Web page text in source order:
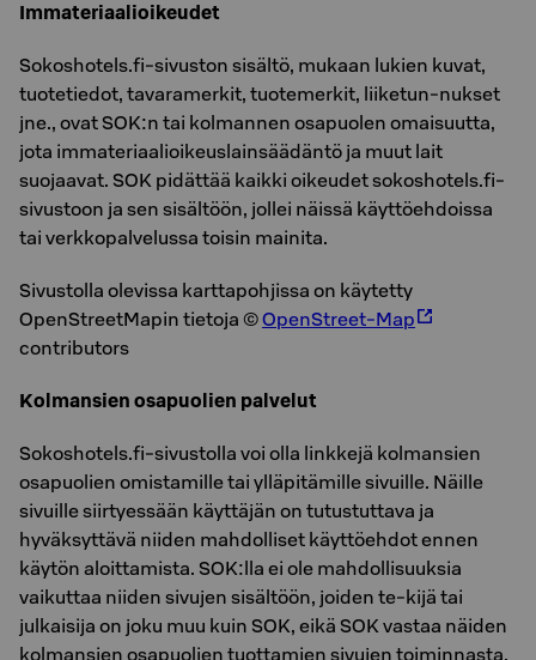
Immateriaalioikeudet
Sokoshotels.fi-sivuston sisältö, mukaan lukien kuvat,
tuotetiedot, tavaramerkit, tuotemerkit, liiketun-nukset
jne., ovat SOK:n tai kolmannen osapuolen omaisuutta,
jota immateriaalioikeuslainsäädäntö ja muut lait
suojaavat. SOK pidättää kaikki oikeudet sokoshotels.fi-
sivustoon ja sen sisältöön, jollei näissä käyttöehdoissa
tai verkkopalvelussa toisin mainita.
Sivustolla olevissa karttapohjissa on käytetty
OpenStreetMapin tietoja ©OpenStreet-Map
contributors
Kolmansien osapuolien palvelut
Sokoshotels.fi-sivustolla voi olla linkkejä kolmansien
osapuolien omistamille tai ylläpitämille sivuille. Näille
sivuille siirtyessään käyttäjän on tutustuttava ja
hyväksyttävä niiden mahdolliset käyttöehdot ennen
käytön aloittamista. SOK:lla ei ole mahdollisuuksia
vaikuttaa niiden sivujen sisältöön, joiden te-kijä tai
julkaisija on joku muu kuin SOK, eikä SOK vastaa näiden
kolmansien osapuolien tuottamien sivujen toiminnasta,